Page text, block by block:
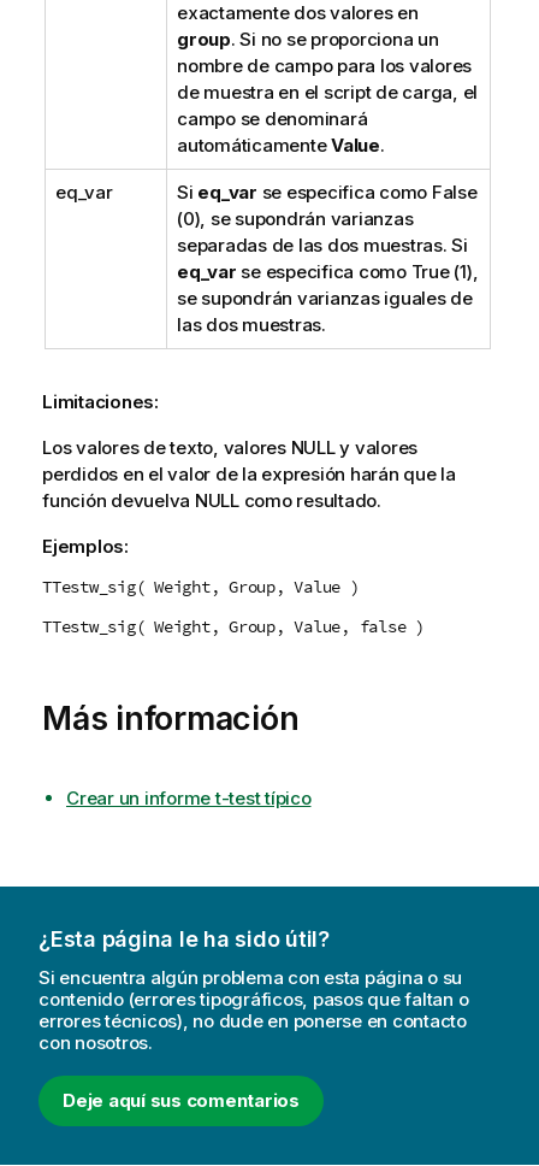
exactamente dos valores en
group. Si no se proporciona un
nombre de campo para los valores
de muestra en el script de carga, el
campo se denominará
automáticamenteValue.
eq_var Si eq_var se especifica como False
(0), se supondrán varianzas
separadas de las dos muestras. Si
eq_var se especifica como True(1),
se supondrán varianzas iguales de
las dos muestras.
Limitaciones:
Los valores de texto, valores NULLy valores
perdidos en el valor de la expresión harán que la
función devuelva NULLcomo resultado.
Ejemplos:
TTestw_sig( Weight, Group, Value )
TTestw_sig( Weight, Group, Value, false )
Más información
Crear un informe t-test típico
¿Esta página le ha sido útil?
Si encuentra algún problema con esta página o su
contenido (errores tipográficos, pasos que faltan o
errores técnicos), no dude en ponerse en contacto
con nosotros.
Deje aquí sus comentarios